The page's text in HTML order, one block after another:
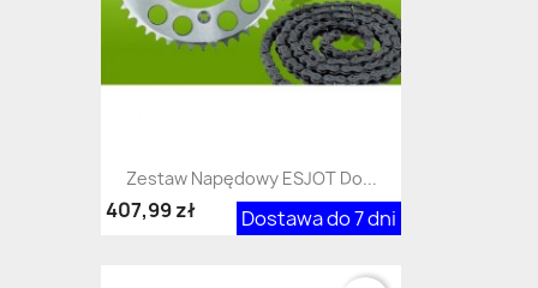
Zestaw Napędowy ESJOT Do...
Dostawa do 7 dni
407,99 zł